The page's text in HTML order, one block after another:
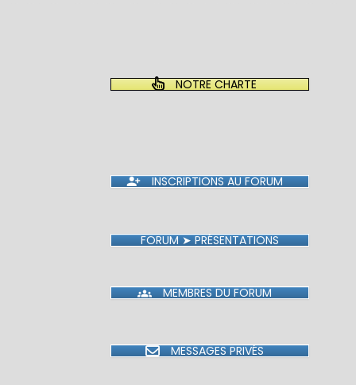
NOTRE CHARTE
INSCRIPTIONS AU FORUM
FORUM ➤ PRÉSENTATIONS
MEMBRES DU FORUM
MESSAGES PRIVÉS